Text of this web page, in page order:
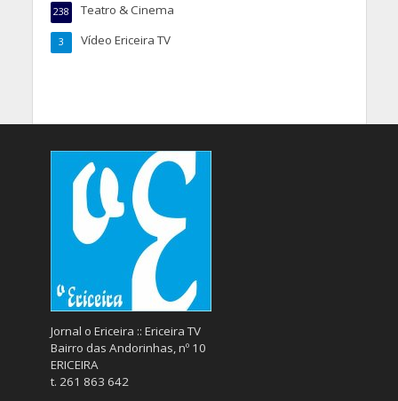
Teatro & Cinema
238
Vídeo Ericeira TV
3
Jornal o Ericeira :: Ericeira TV
Bairro das Andorinhas, nº 10
ERICEIRA
t. 261 863 642